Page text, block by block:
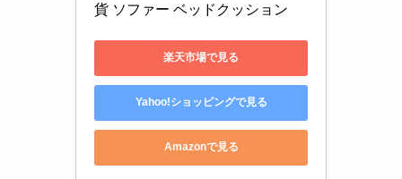
貨 ソファー ベッドクッション
楽天市場で見る
Yahoo!ショッピングで見る
Amazonで見る